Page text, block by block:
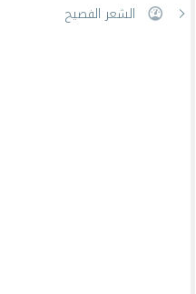
الشعر الفصيح